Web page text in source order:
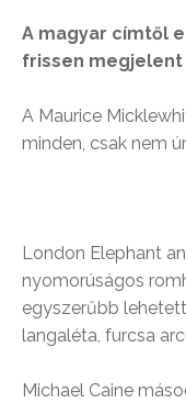
A magyar címtől
frissen megjelent
A Maurice
minden, csak nem
London Elephant
nyomorúságos
egyszerűbb
langaléta, furcsa
Michael Caine